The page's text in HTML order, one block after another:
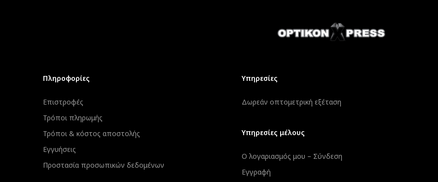
Πληροφορίες
Επιστροφές
Τρόποι πληρωμής
Τρόποι & κόστος αποστολής
Εγγυήσεις
Προστασία προσωπικών δεδομένων
Υπηρεσίες
Δωρεάν οπτομετρική εξέταση
Υπηρεσίες μέλους
Ο λογαριασμός μου – Σύνδεση
Εγγραφή